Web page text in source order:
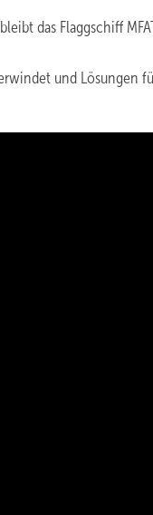
das Flaggschiff
und Lösungen